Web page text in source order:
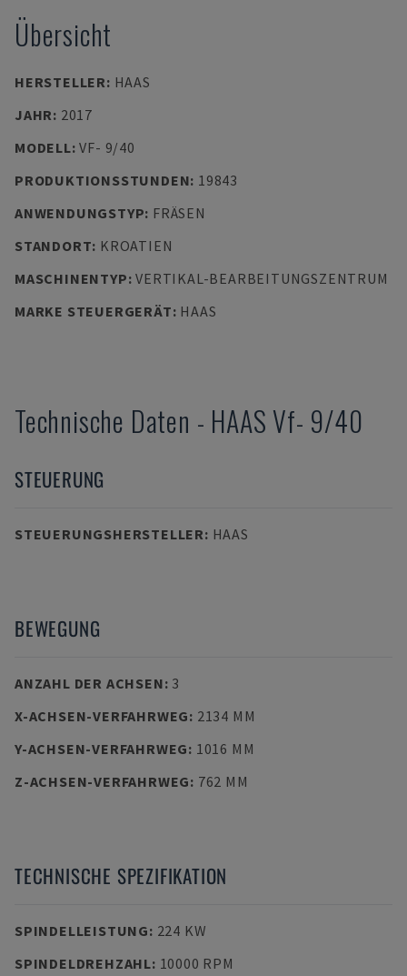
Übersicht
HERSTELLER: HAAS
JAHR: 2017
MODELL:VF- 9/40
PRODUKTIONSSTUNDEN: 19843
ANWENDUNGSTYP: FRÄSEN
STANDORT: KROATIEN
MASCHINENTYP:VERTIKAL-BEARBEITUNGSZENTRUM
MARKE STEUERGERÄT: HAAS
Technische Daten - HAAS Vf- 9/40
STEUERUNG
STEUERUNGSHERSTELLER: HAAS
BEWEGUNG
ANZAHL DER ACHSEN: 3
X-ACHSEN-VERFAHRWEG: 2134 MM
Y-ACHSEN-VERFAHRWEG: 1016 MM
Z-ACHSEN-VERFAHRWEG: 762 MM
TECHNISCHE SPEZIFIKATION
SPINDELLEISTUNG: 224 KW
SPINDELDREHZAHL: 10000 RPM